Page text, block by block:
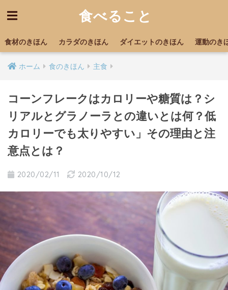
食べること
食材のきほん カラダのきほん ダイエットのきほん 運動のき
ホーム 食のきほん 主食
コーンフレークはカロリーや糖質は？シ
リアルとグラノーラとの違いとは何？低
カロリーでも太りやすい」その理由と注
意点とは？
2020/02/11 2020/10/12